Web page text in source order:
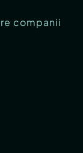
companii